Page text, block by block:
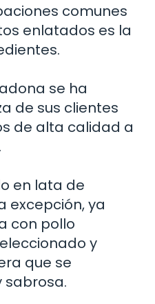
comunes
enlatados es la
se ha
de sus clientes
de alta calidad a
en lata de
excepción, ya
con pollo
y
que se